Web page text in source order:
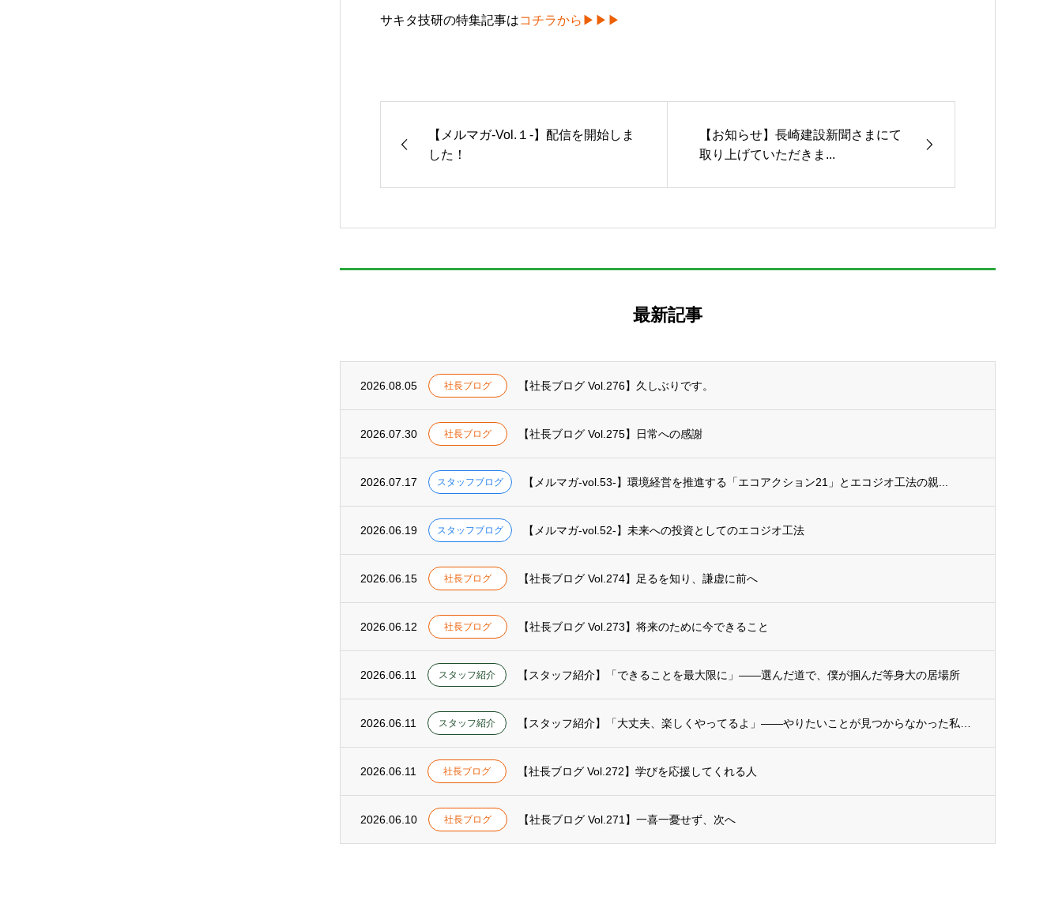
サキタ技研の特集記事はコチラから▶▶▶
【メルマガ-Vol.１-】配信を開始しま
した！
【お知らせ】長崎建設新聞さまにて
取り上げていただきま...
最新記事
2026.08.05 社長ブログ 【社長ブログ Vol.276】久しぶりです。
2026.07.30 社長ブログ 【社長ブログ Vol.275】日常への感謝
2026.07.17 スタッフブログ 【メルマガ-vol.53-】環境経営を推進する「エコアクション21」とエコジオ工法の親...
2026.06.19 スタッフブログ 【メルマガ-vol.52-】未来への投資としてのエコジオ工法
2026.06.15 社長ブログ 【社長ブログ Vol.274】足るを知り、謙虚に前へ
2026.06.12 社長ブログ 【社長ブログ Vol.273】将来のために今できること
2026.06.11 スタッフ紹介 【スタッフ紹介】「できることを最大限に」——選んだ道で、僕が掴んだ等身大の居場所
2026.06.11 スタッフ紹介
2026.06.11 社長ブログ 【社長ブログ Vol.272】学びを応援してくれる人
2026.06.10 社長ブログ 【社長ブログ Vol.271】一喜一憂せず、次へ